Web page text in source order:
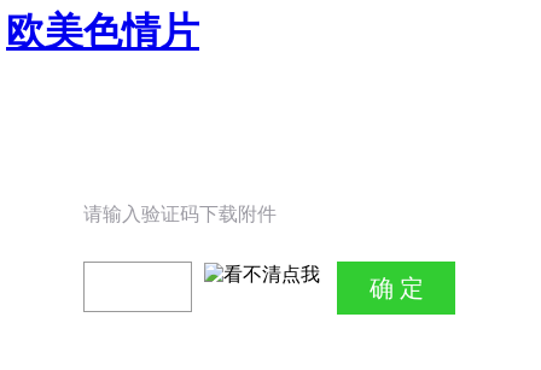
欧美色情片
请输入验证码下载附件